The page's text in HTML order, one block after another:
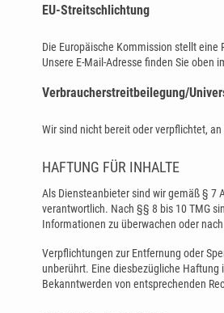
EU-Streitschlichtung
Die Europäische Kommission stellt eine
Unsere E-Mail-Adresse finden Sie oben
Verbraucher­streit­beilegung/
Wir sind nicht bereit oder verpflichtet,
HAFTUNG FÜR INHALTE
Als Diensteanbieter sind wir gemäß § 7
verantwortlich. Nach §§ 8 bis 10 TMG
Informationen zu überwachen oder
Verpflichtungen zur Entfernung oder
unberührt. Eine diesbezügliche
Bekanntwerden von entsprechenden